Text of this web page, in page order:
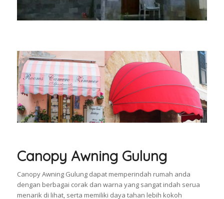
Canopy Awning Gulung
Canopy Awning Gulung dapat memperindah rumah anda
dengan berbagai corak dan warna yang sangat indah serua
menarik di lihat, serta memiliki daya tahan lebih kokoh